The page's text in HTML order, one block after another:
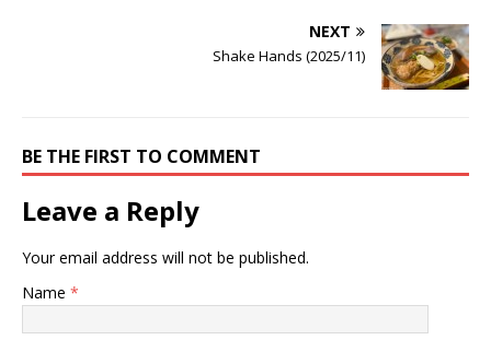
NEXT
Shake Hands (2025/11)
BE THE FIRST TO COMMENT
Leave a Reply
Your email address will not be published.
Name *